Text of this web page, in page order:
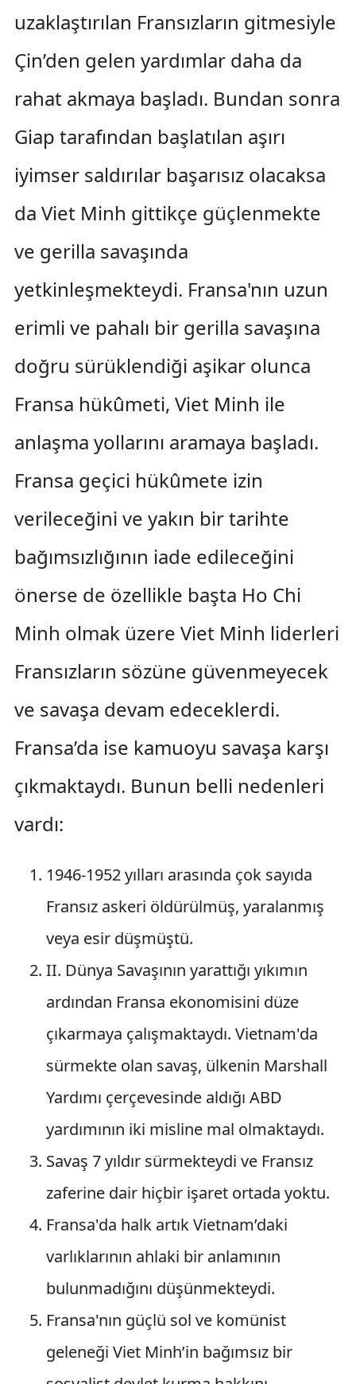
uzaklaştırılan Fransızların gitmesiyle
Çin’den gelen yardımlar daha da
rahat akmaya başladı. Bundan sonra
Giap tarafından başlatılan aşırı
iyimser saldırılar başarısız olacaksa
da Viet Minh gittikçe güçlenmekte
ve gerilla savaşında
yetkinleşmekteydi. Fransa'nın uzun
erimli ve pahalı bir gerilla savaşına
doğru sürüklendiği aşikar olunca
Fransa hükûmeti, Viet Minh ile
anlaşma yollarını aramaya başladı.
Fransa geçici hükûmete izin
verileceğini ve yakın bir tarihte
bağımsızlığının iade edileceğini
önerse de özellikle başta Ho Chi
Minh olmak üzere Viet Minh liderleri
Fransızların sözüne güvenmeyecek
ve savaşa devam edeceklerdi.
Fransa’da ise kamuoyu savaşa karşı
çıkmaktaydı. Bunun belli nedenleri
vardı:
1946-1952 yılları arasında çok sayıda
Fransız askeri öldürülmüş, yaralanmış
veya esir düşmüştü.
II. Dünya Savaşının yarattığı yıkımın
ardından Fransa ekonomisini düze
çıkarmaya çalışmaktaydı. Vietnam'da
sürmekte olan savaş, ülkenin Marshall
Yardımı çerçevesinde aldığı ABD
yardımının iki misline mal olmaktaydı.
Savaş 7 yıldır sürmekteydi ve Fransız
zaferine dair hiçbir işaret ortada yoktu.
Fransa'da halk artık Vietnam’daki
varlıklarının ahlaki bir anlamının
bulunmadığını düşünmekteydi.
Fransa'nın güçlü sol ve komünist
geleneği Viet Minh’in bağımsız bir